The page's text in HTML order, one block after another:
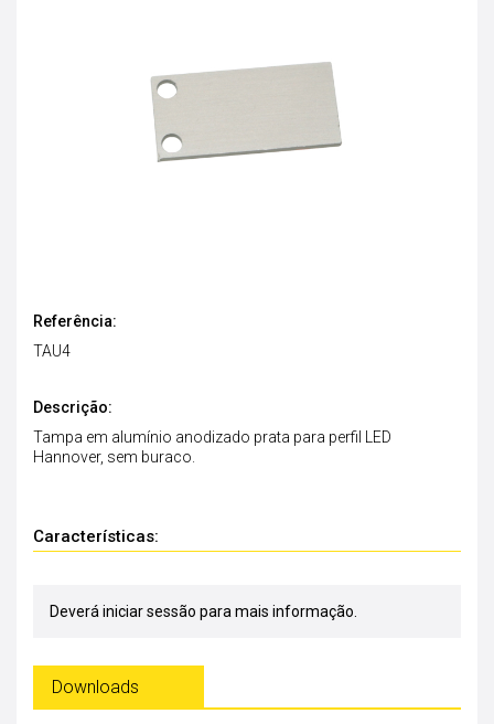
Referência:
TAU4
Descrição:
Tampa em alumínio anodizado prata para perfil LED
Hannover, sem buraco.
Características:
Deverá iniciar sessão para mais informação.
Downloads